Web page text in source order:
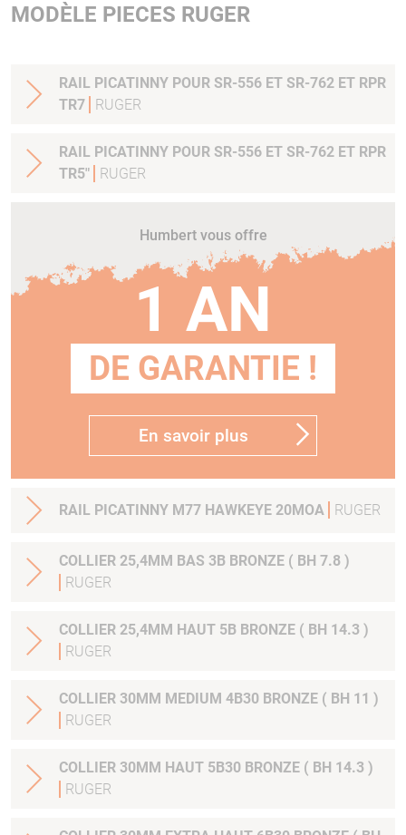
MODÈLE PIECES RUGER
RAIL PICATINNY POUR SR-556 ET SR-762 ET RPR
TR7
RUGER
RAIL PICATINNY POUR SR-556 ET SR-762 ET RPR
TR5"
RUGER
Humbert vous offre
1 AN
DE GARANTIE !
En savoir plus
RAIL PICATINNY M77 HAWKEYE 20MOA RUGER
COLLIER 25,4MM BAS 3B BRONZE ( BH 7.8 )
RUGER
COLLIER 25,4MM HAUT 5B BRONZE ( BH 14.3 )
RUGER
COLLIER 30MM MEDIUM 4B30 BRONZE ( BH 11 )
RUGER
COLLIER 30MM HAUT 5B30 BRONZE ( BH 14.3 )
RUGER